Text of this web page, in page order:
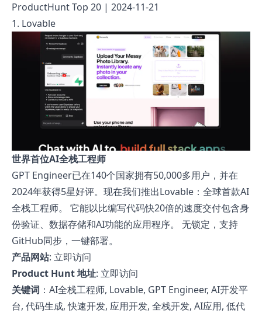
ProductHunt Top 20 | 2024-11-21
1. Lovable
世界首位AI全栈工程师
GPT Engineer已在140个国家拥有50,000多用户，并在
2024年获得5星好评。现在我们推出Lovable：全球首款AI
全栈工程师。 它能以比编写代码快20倍的速度交付包含身
份验证、数据存储和AI功能的应用程序。 无锁定，支持
GitHub同步，一键部署。
产品网站: 立即访问
Product Hunt 地址: 立即访问
关键词 ：AI全栈工程师, Lovable, GPT Engineer, AI开发平
台, 代码生成, 快速开发, 应用开发, 全栈开发, AI应用, 低代